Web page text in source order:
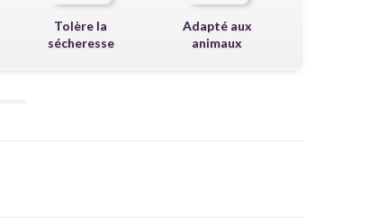
Tolère la
sécheresse
Adapté aux
animaux